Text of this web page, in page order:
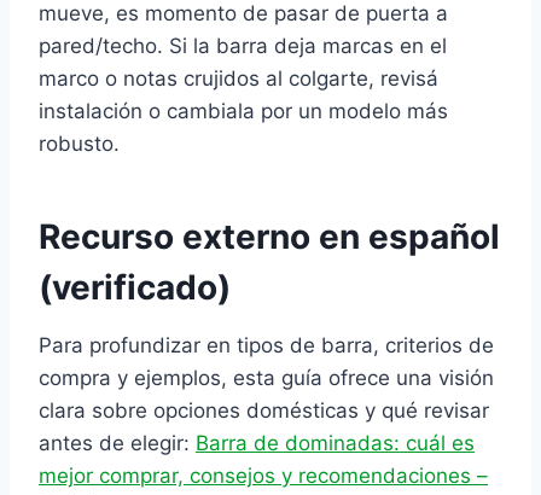
mueve, es momento de pasar de puerta a
pared/techo. Si la barra deja marcas en el
marco o notas crujidos al colgarte, revisá
instalación o cambiala por un modelo más
robusto.
Recurso externo en español
(verificado)
Para profundizar en tipos de barra, criterios de
compra y ejemplos, esta guía ofrece una visión
clara sobre opciones domésticas y qué revisar
antes de elegir: Barra de dominadas: cuál es
mejor comprar, consejos y recomendaciones –